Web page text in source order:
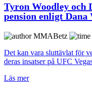
Tyron Woodley och
pension enligt Dana
MMABetz
Det kan vara sluttävlat för
deras insatser på UFC
Läs mer